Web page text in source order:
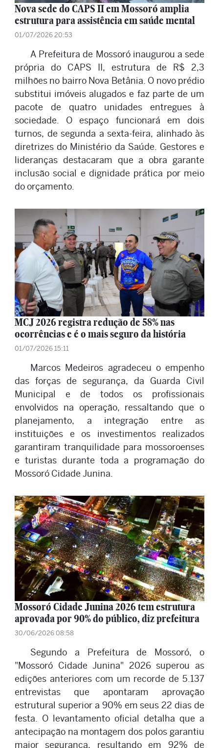
Nova sede do CAPS II em Mossoró amplia
estrutura para assistência em saúde mental
01/07/2026 20:53
A Prefeitura de Mossoró inaugurou a sede
própria do CAPS II, estrutura de R$ 2,3
milhões no bairro Nova Betânia. O novo prédio
substitui imóveis alugados e faz parte de um
pacote de quatro unidades entregues à
sociedade. O espaço funcionará em dois
turnos, de segunda a sexta-feira, alinhado às
diretrizes do Ministério da Saúde. Gestores e
lideranças destacaram que a obra garante
inclusão social e dignidade prática por meio
do orçamento.
MCJ 2026 registra redução de 58% nas
ocorrências e é o mais seguro da história
01/07/2026 15:11
Marcos Medeiros agradeceu o empenho
das forças de segurança, da Guarda Civil
Municipal e de todos os profissionais
envolvidos na operação, ressaltando que o
planejamento, a integração entre as
instituições e os investimentos realizados
garantiram tranquilidade para mossoroenses
e turistas durante toda a programação do
Mossoró Cidade Junina.
Mossoró Cidade Junina 2026 tem estrutura
aprovada por 90% do público, diz prefeitura
30/06/2026 08:58
Segundo a Prefeitura de Mossoró, o
"Mossoró Cidade Junina" 2026 superou as
edições anteriores com um recorde de 5.137
entrevistas que apontaram aprovação
estrutural superior a 90% em seus 22 dias de
festa. O levantamento oficial detalha que a
antecipação na montagem dos polos garantiu
maior segurança, resultando em 92% de